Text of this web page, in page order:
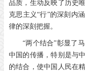
品质，生动反映了历史
克思主义“行”的深刻内
律的深刻把握。
“两个结合”彰显了
中国的传播，特别是与
的结合，使中国人民在